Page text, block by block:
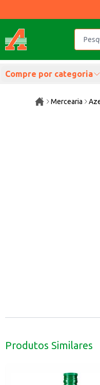
Compre por categoria
Mercearia
Produtos Similares